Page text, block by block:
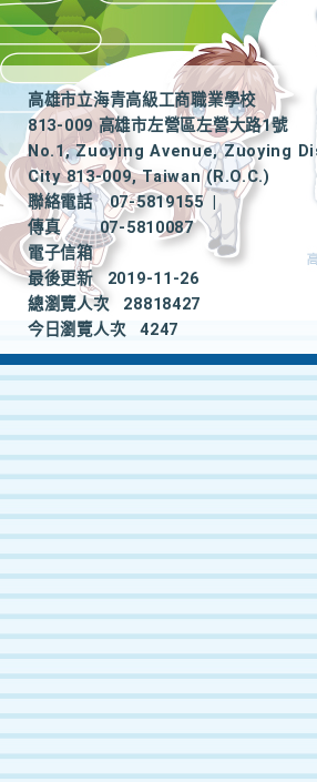
高雄市立海青高級工商職業學校
813-009 高雄市左營區左營大路1號
No.1, Zuoying Avenue, Zuoying
City 813-009, Taiwan (R.O.C.)
聯絡電話
07-5819155
|
傳真
07-5810087
電子信箱
最後更新
2019-11-26
總瀏覽人次
28818427
今日瀏覽人次
4247